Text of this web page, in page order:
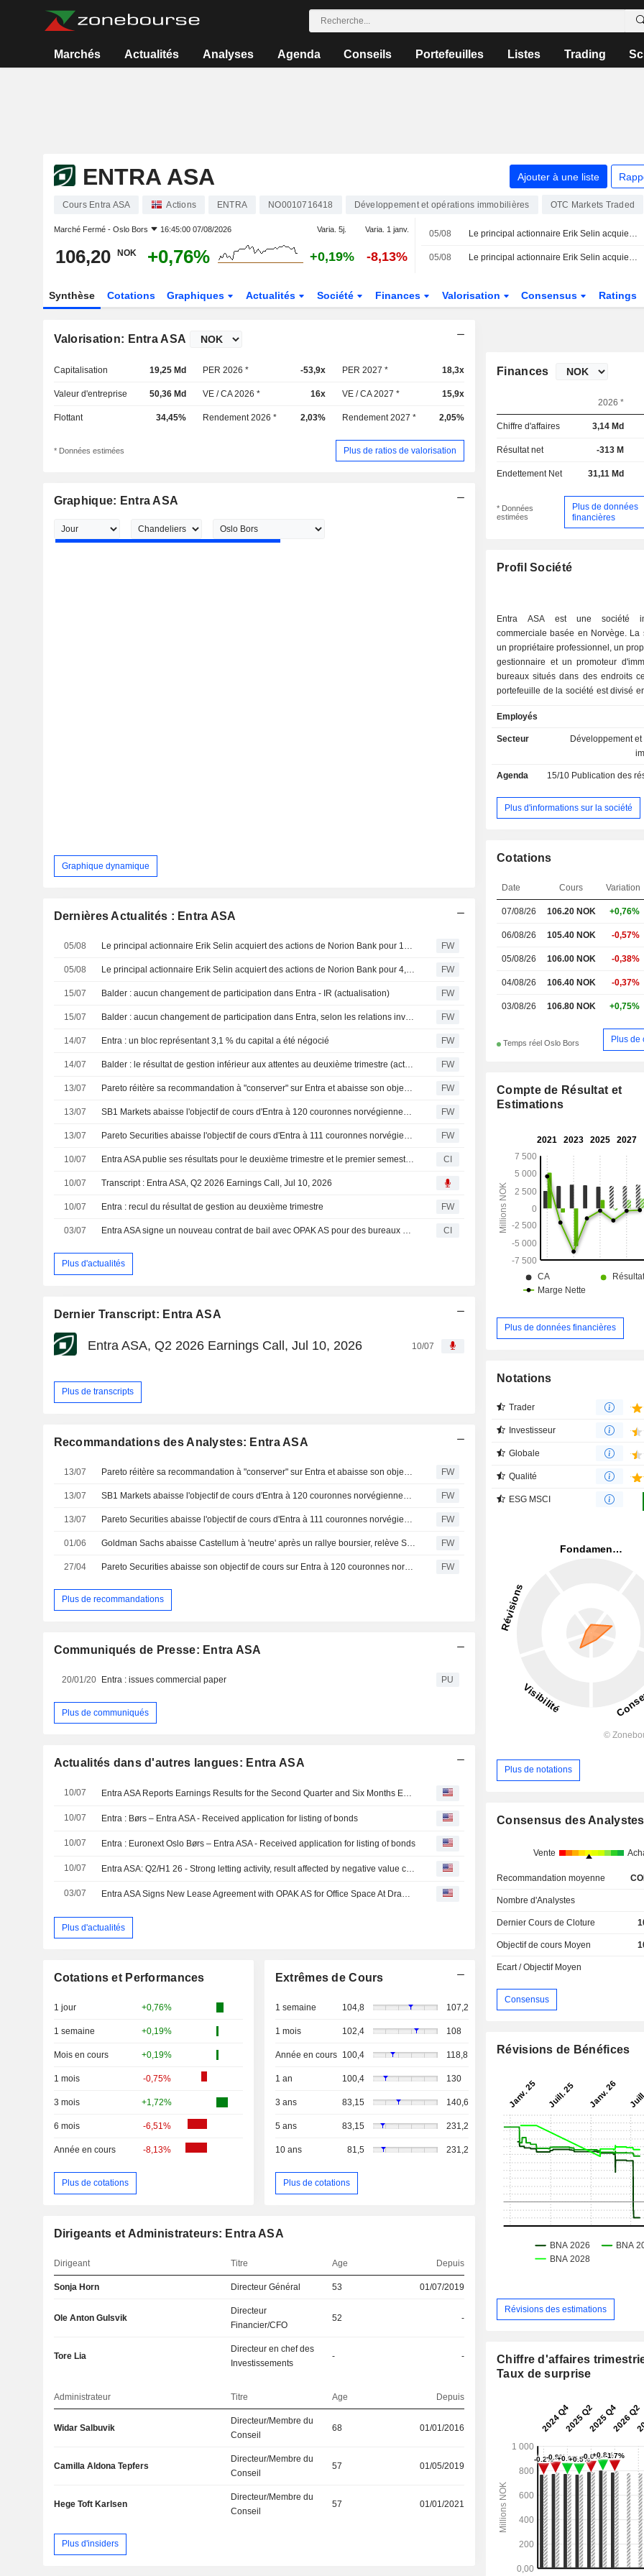
Marchés Actualités Analyses Agenda Conseils Portefeuilles Listes Trading
ENTRA ASA Ajouter à une liste
Cours Entra ASA Actions ENTRA NO0010716418 Développement et opérations immobilières OTC Markets Traded
Marché Fermé - Oslo Bors 16:45:00 07/08/2026 Varia. 5j. Varia. 1 janv.
106,20 NOK +0,76% +0,19% -8,13%
05/08 Le principal actionnaire Erik Selin acquiert des actions de Norion Bank pour 16,3 millions de couronnes (actualisation)
05/08 Le principal actionnaire Erik Selin acquiert des actions de Norion Bank pour 4,5 millions de couronnes
Synthèse Cotations Graphiques Actualités Société Finances Valorisation Consensus Ratings
Valorisation: Entra ASA
Capitalisation 19,25 Md PER 2026 * -53,9x PER 2027 * 18,3x
Valeur d'entreprise 50,36 Md VE / CA 2026 * 16x VE / CA 2027 * 15,9x
Flottant 34,45% Rendement 2026 * 2,03% Rendement 2027 * 2,05%
* Données estimées Plus de ratios de valorisation
Graphique: Entra ASA
Graphique dynamique
Dernières Actualités : Entra ASA
05/08 Le principal actionnaire Erik Selin acquiert des actions de Norion Bank pour 16,3 millions de couronnes (actualisation) FW
05/08 Le principal actionnaire Erik Selin acquiert des actions de Norion Bank pour 4,5 millions de couronnes FW
15/07 Balder : aucun changement de participation dans Entra - IR (actualisation) FW
15/07 Balder : aucun changement de participation dans Entra, selon les relations investisseurs FW
14/07 Entra : un bloc représentant 3,1 % du capital a été négocié FW
14/07 Balder : le résultat de gestion inférieur aux attentes au deuxième trimestre (actualisé) FW
13/07 Pareto réitère sa recommandation à "conserver" sur Entra et abaisse son objectif de cours FW
13/07 SB1 Markets abaisse l'objectif de cours d'Entra à 120 couronnes norvégiennes (contre 125), maintient sa recommandation à l'achat FW
13/07 Pareto Securities abaisse l'objectif de cours d'Entra à 111 couronnes norvégiennes (contre 120), maintient sa recommandation à "conserver" FW
10/07 Entra ASA publie ses résultats pour le deuxième trimestre et le premier semestre clos le 30 juin 2026 CI
10/07 Transcript : Entra ASA, Q2 2026 Earnings Call, Jul 10, 2026
10/07 Entra : recul du résultat de gestion au deuxième trimestre FW
03/07 Entra ASA signe un nouveau contrat de bail avec OPAK AS pour des bureaux au Drammensveien 134, Skoyen, Oslo CI
Plus d'actualités
Dernier Transcript: Entra ASA
Entra ASA, Q2 2026 Earnings Call, Jul 10, 2026 10/07
Plus de transcripts
Recommandations des Analystes: Entra ASA
13/07 FW
13/07 FW
13/07 FW
01/06 FW
27/04 FW
Plus de recommandations
Communiqués de Presse: Entra ASA
20/01/20 Entra : issues commercial paper PU
Plus de communiqués
Actualités dans d'autres langues: Entra ASA
10/07 Entra ASA Reports Earnings Results for the Second Quarter and Six Months Ended June 30, 2026
10/07 Entra : Børs – Entra ASA - Received application for listing of bonds
10/07 Entra : Euronext Oslo Børs – Entra ASA - Received application for listing of bonds
10/07 Entra ASA: Q2/H1 26 - Strong letting activity, result affected by negative value changes
03/07 Entra ASA Signs New Lease Agreement with OPAK AS for Office Space At Drammensveien 134, Skøyen, Oslo
Plus d'actualités
Cotations et Performances
1 jour +0,76%
1 semaine +0,19%
Mois en cours +0,19%
1 mois -0,75%
3 mois +1,72%
6 mois -6,51%
Année en cours -8,13%
Plus de cotations
Extrêmes de Cours
1 semaine 104,8 107,2
1 mois 102,4 108
Année en cours 100,4 118,8
1 an 100,4 130
3 ans 83,15 140,6
5 ans 83,15 231,2
10 ans 81,5 231,2
Plus de cotations
Dirigeants et Administrateurs: Entra ASA
Dirigeant Titre Age Depuis
Sonja Horn Directeur Général 53 01/07/2019
Ole Anton Gulsvik
Directeur
Financier/CFO
52 -
Tore Lia
Directeur en chef des
Investissements
- -
Administrateur Titre Age Depuis
Widar Salbuvik
Directeur/Membre du
Conseil
68 01/01/2016
Camilla Aldona Tepfers
Directeur/Membre du
Conseil
57 01/05/2019
Hege Toft Karlsen
Directeur/Membre du
Conseil
57 01/01/2021
Plus d'insiders
Finances
2026 *
Chiffre d'affaires 3,14 Md
Résultat net -313 M
Endettement Net 31,11 Md
* Données
estimées
Plus de données
financières
Profil Société
Entra ASA est une société
commerciale basée en Norvège. La
un propriétaire professionnel, un
gestionnaire et un promoteur
bureaux situés dans des endroits
portefeuille de la société est divisé
Drammen, Stavanger, Bergen et
possède et gère environ 1,6 million
Employés
Secteur
Développement
Agenda 15/10 Publication des résultats
Plus d'informations sur la société
Cotations
Date Cours Variation
07/08/26 106.20 NOK +0,76%
06/08/26 105.40 NOK -0,57%
05/08/26 106.00 NOK -0,38%
04/08/26 106.40 NOK -0,37%
03/08/26 106.80 NOK +0,75%
Temps réel Oslo Bors Plus de
Compte de Résultat et
Estimations
Plus de données financières
Notations
Trader
Investisseur
Globale
Qualité
ESG MSCI
Plus de notations
Consensus des Analystes
Vente
Recommandation moyenne
Nombre d'Analystes
Dernier Cours de Cloture
Objectif de cours Moyen
Ecart / Objectif Moyen
Consensus
Révisions de Bénéfices
Révisions des estimations
Chiffre d'affaires
Taux de surprise